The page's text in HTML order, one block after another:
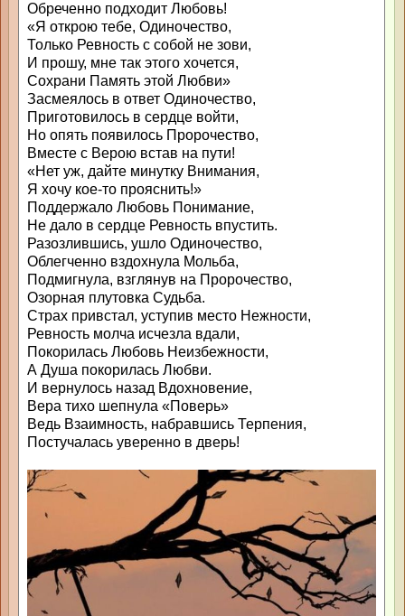
Обреченно подходит Любовь!
«Я открою тебе, Одиночество,
Только Ревность с собой не зови,
И прошу, мне так этого хочется,
Сохрани Память этой Любви»
Засмеялось в ответ Одиночество,
Приготовилось в сердце войти,
Но опять появилось Пророчество,
Вместе с Верою встав на пути!
«Нет уж, дайте минутку Внимания,
Я хочу кое-то прояснить!»
Поддержало Любовь Понимание,
Не дало в сердце Ревность впустить.
Разозлившись, ушло Одиночество,
Облегченно вздохнула Мольба,
Подмигнула, взглянув на Пророчество,
Озорная плутовка Судьба.
Страх привстал, уступив место Нежности,
Ревность молча исчезла вдали,
Покорилась Любовь Неизбежности,
А Душа покорилась Любви.
И вернулось назад Вдохновение,
Вера тихо шепнула «Поверь»
Ведь Взаимность, набравшись Терпения,
Постучалась уверенно в дверь!